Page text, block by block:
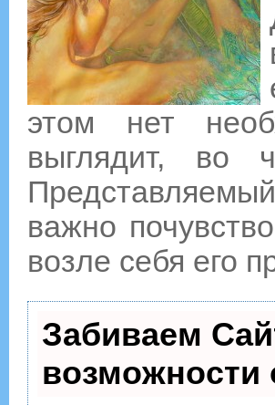
этом нет
выглядит, во
важно
возле себя его
Забиваем
возможности